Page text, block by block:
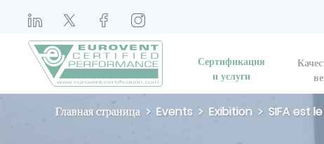
Сертификация
и услуги
Главная страница Events Exibition SIFA est